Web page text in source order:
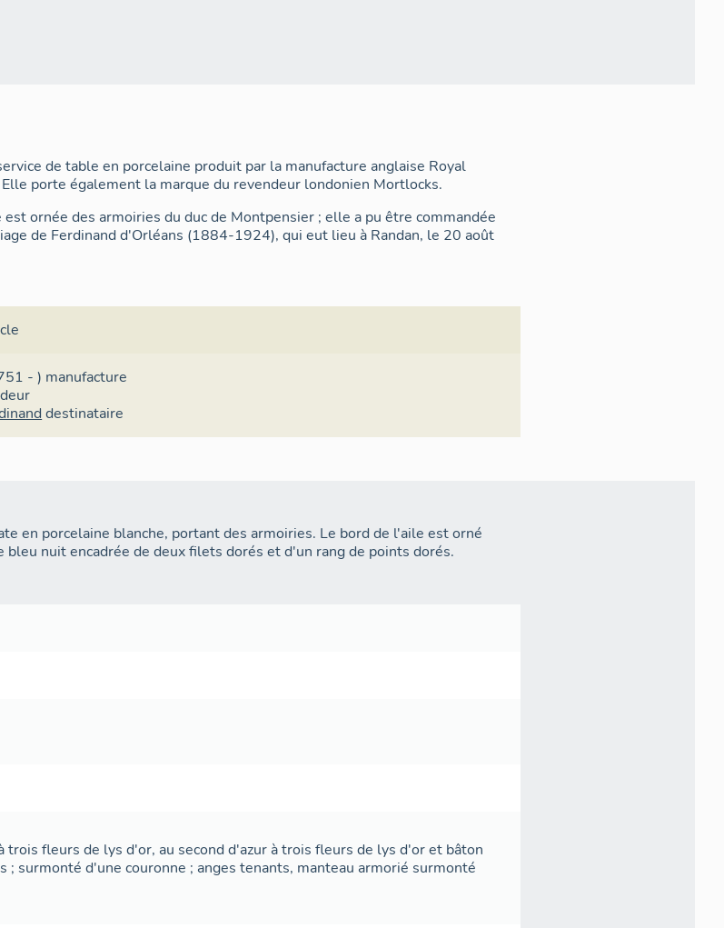
de table en porcelaine produit par la manufacture anglaise Royal
porte également la marque du revendeur londonien Mortlocks.
est ornée des armoiries du duc de Montpensier ; elle a pu être commandée
de Ferdinand d'Orléans (1884-1924), qui eut lieu à Randan, le 20 août
- ) manufacture
destinataire
en porcelaine blanche, portant des armoiries. Le bord de l'aile est orné
bleu nuit encadrée de deux filets dorés et d'un rang de points dorés.
trois fleurs de lys d'or, au second d'azur à trois fleurs de lys d'or et bâton
; surmonté d'une couronne ; anges tenants, manteau armorié surmonté